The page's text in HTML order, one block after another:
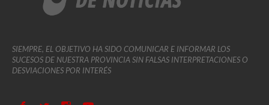
SIEMPRE, EL OBJETIVO HA SIDO COMUNICAR E INFORMAR LOS
SUCESOS DE NUESTRA PROVINCIA SIN FALSAS INTERPRETACIONES O
DESVIACIONES POR INTERÉS